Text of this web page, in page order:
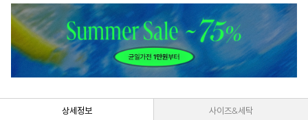
상세정보 사이즈&세탁